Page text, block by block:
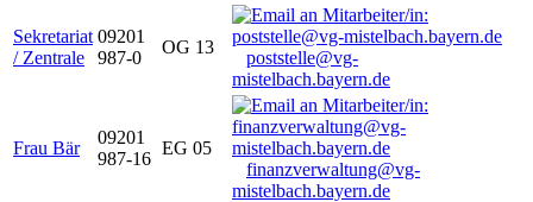
Sekretariat
/ Zentrale
09201
987-0
OG 13
poststelle@vg-
mistelbach.bayern.de
Frau Bär
09201
987-16
EG 05
finanzverwaltung@vg-
mistelbach.bayern.de